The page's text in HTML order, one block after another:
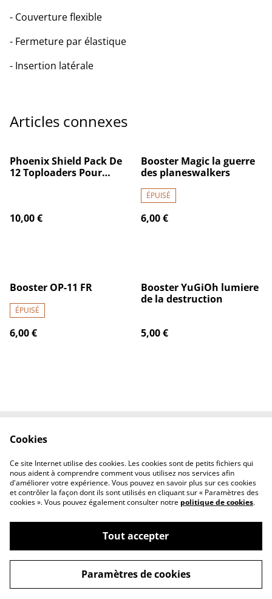
- Couverture flexible
- Fermeture par élastique
- Insertion latérale
Articles connexes
Phoenix Shield Pack De
12 Toploaders Pour
10,00 €
Booster Magic la guerre
des planeswalkers
ÉPUISÉ
6,00 €
Booster OP-11 FR
ÉPUISÉ
6,00 €
Booster YuGiOh lumiere
de la destruction
5,00 €
Politique de
confidentialité
Politique de cookies
©2026Poké Shop & cie
powered by
Cookies
Ce site Internet utilise des cookies. Les cookies sont de petits fichiers qui
nous aident à comprendre comment vous utilisez nos services afin
d'améliorer votre expérience. Vous pouvez en savoir plus sur ces cookies
et contrôler la façon dont ils sont utilisés en cliquant sur « Paramètres des
cookies ». Vous pouvez également consulter notre politique de cookies.
Tout accepter
Paramètres de cookies